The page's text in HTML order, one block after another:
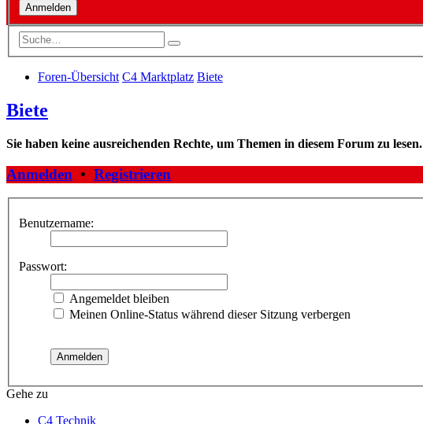
Foren-Übersicht C4 Marktplatz Biete
Biete
Sie haben keine ausreichenden Rechte, um Themen in diesem Forum zu lesen.
Anmelden • Registrieren
Benutzername:
Passwort:
Angemeldet bleiben
Meinen Online-Status während dieser Sitzung verbergen
Gehe zu
C4 Technik